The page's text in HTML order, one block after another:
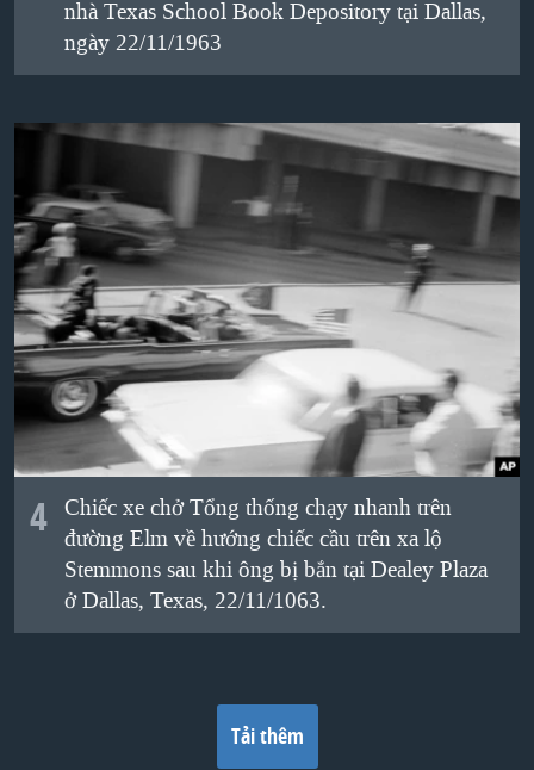
nhà Texas School Book Depository tại Dallas,
ngày 22/11/1963
4 Chiếc xe chở Tổng thống chạy nhanh trên
đường Elm về hướng chiếc cầu trên xa lộ
Stemmons sau khi ông bị bắn tại Dealey Plaza
ở Dallas, Texas, 22/11/1063.
Tải thêm